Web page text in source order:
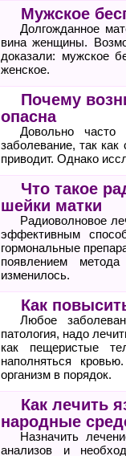
Мужское
Долгожданное
вина женщины.
доказали: мужское
женское.
Почему
опасна
Довольно часто
заболевание, так
приводит. Однако
Что такое
шейки матки
Радиоволновое
эффективным
гормональные
появлением
изменилось.
Как
Любое
патология, надо
как пещеристые
наполняться
организм в порядок.
Как лечить
народные
Назначить
анализов и